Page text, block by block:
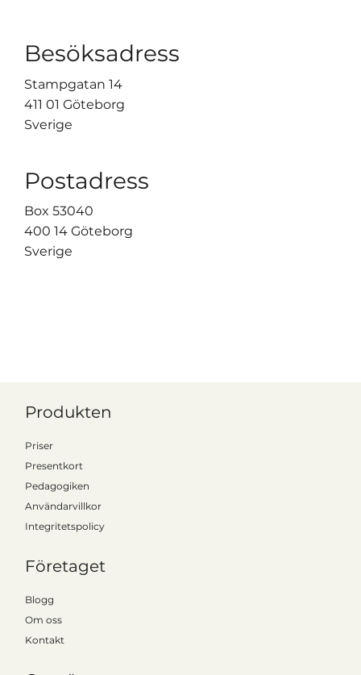
Postadress
Box 53040
400 14 Göteborg
Sverige
Besöksadress
Stampgatan 14
411 01 Göteborg
Sverige
Produkten
Priser
Presentkort
Pedagogiken
Användarvillkor
Integritetspolicy
Företaget
Blogg
Om oss
Kontakt